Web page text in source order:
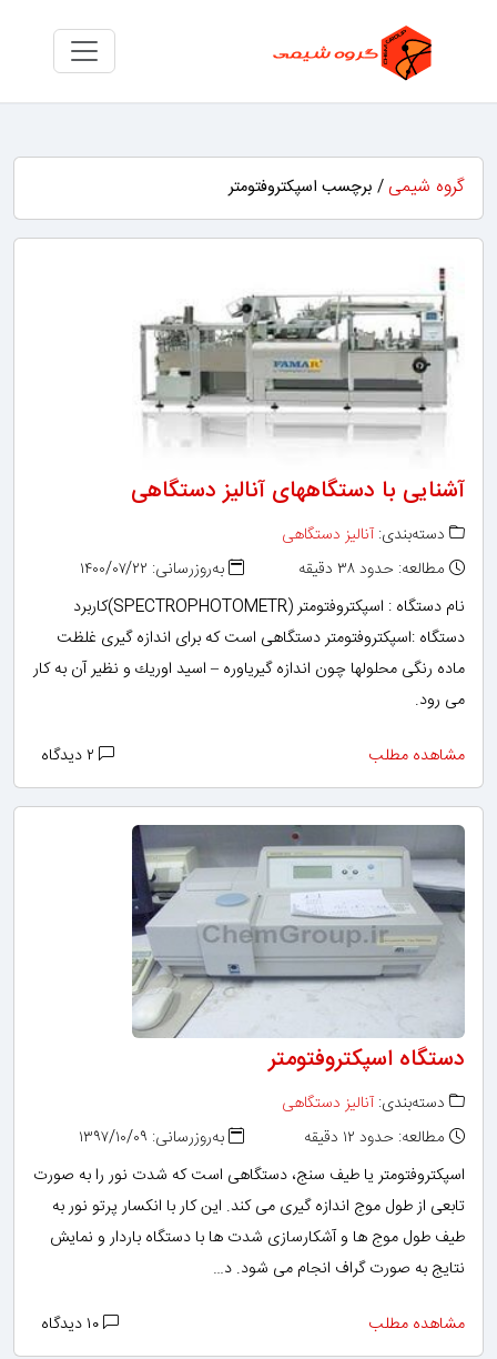
گروه شیمی / برچسب اسپکتروفتومتر
آشنایی با دستگاههای آنالیز دستگاهی
دسته‌بندی: آنالیز دستگاهی
مطالعه: حدود ۳۸ دقیقه
به‌روزرسانی: ۱۴۰۰/۰۷/۲۲
نام دستگاه : اسپكتروفتومتر (SPECTROPHOTOMETR)كاربرد
دستگاه :اسپكتروفتومتر دستگاهی است كه برای اندازه گیری غلظت
ماده رنگی محلولها چون اندازه گیریاوره – اسید اوریك و نظیر آن به كار
می رود.
مشاهده مطلب
دستگاه اسپکتروفتومتر
دسته‌بندی: آنالیز دستگاهی
مطالعه: حدود ۱۲ دقیقه
به‌روزرسانی: ۱۳۹۷/۱۰/۰۹
اسپکتروفتومتر یا طیف سنج، دستگاهی است که شدت نور را به صورت
تابعی از طول موج اندازه گیری می کند. این کار با انکسار پرتو نور به
طیف طول موج ها و آشکارسازی شدت ها با دستگاه باردار و نمایش
نتایج به صورت گراف انجام می شود. د…
مشاهده مطلب